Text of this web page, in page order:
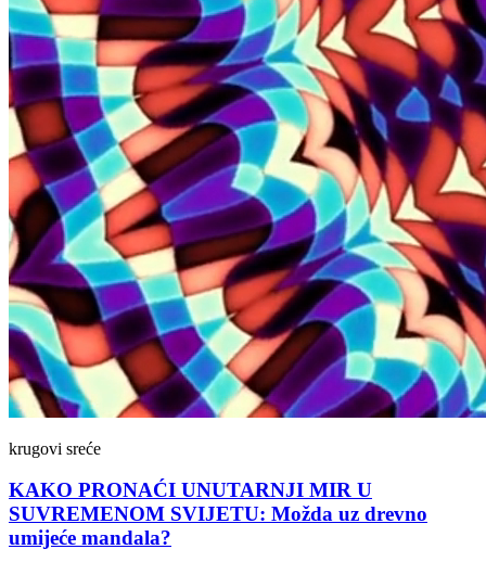
krugovi sreće
KAKO PRONAĆI UNUTARNJI MIR U
SUVREMENOM SVIJETU: Možda uz drevno
umijeće mandala?